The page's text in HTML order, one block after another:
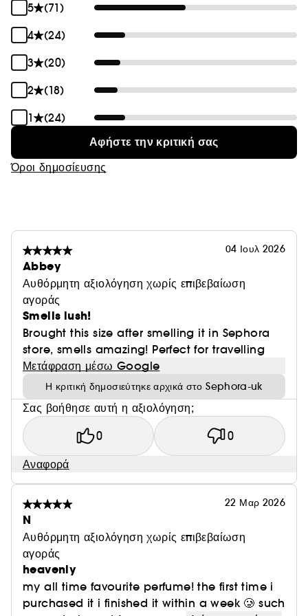
5
(71)
4
(24)
3
(20)
2
(18)
1
(24)
Αφήστε την κριτική σας
Όροι δημοσίευσης
04 Ιουλ 2026
Abbey
Αυθόρμητη αξιολόγηση χωρίς επιβεβαίωση
αγοράς
Smells lush!
Brought this size after smelling it in Sephora
store, smells amazing! Perfect for travelling
Μετάφραση μέσω Google
Η κριτική δημοσιεύτηκε αρχικά στο Sephora-uk
Σας βοήθησε αυτή η αξιολόγηση;
0 0
Αναφορά
22 Μαρ 2026
N
Αυθόρμητη αξιολόγηση χωρίς επιβεβαίωση
αγοράς
heavenly
my all time favourite perfume! the first time i
purchased it i finished it within a week 🥲 such